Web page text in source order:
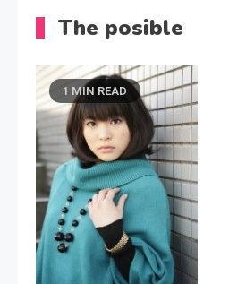
The posible
1 MIN READ